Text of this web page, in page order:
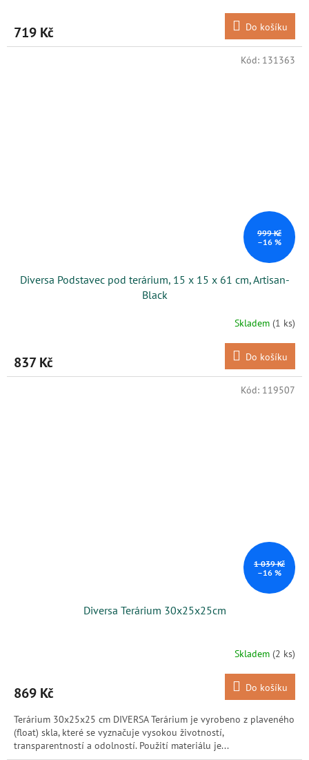
719 Kč Do košíku
999 Kč
–16 %
Diversa Podstavec pod terárium, 15 x 15 x 61 cm, Artisan-
Black
Skladem (1 ks)
837 Kč Do košíku
Kód: 131363
1 039 Kč
–16 %
Diversa Terárium 30x25x25cm
Skladem (2 ks)
869 Kč Do košíku
Terárium 30x25x25 cm DIVERSA Terárium je vyrobeno z plaveného
(float) skla, které se vyznačuje vysokou životností,
transparentností a odolností. Použití materiálu je...
Kód: 119507